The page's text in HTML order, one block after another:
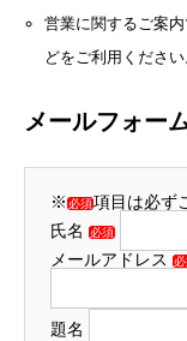
営業に関するご案
どをご利用ください
メールフォー
※ 必須項目は必ず
氏名
必須
メールアドレス
題名